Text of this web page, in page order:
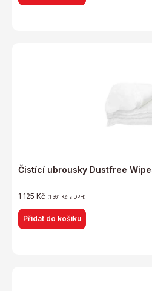
Čistící ubrousky Dustfree
1 125 Kč (1 361 Kč s DPH)
Přidat do košíku